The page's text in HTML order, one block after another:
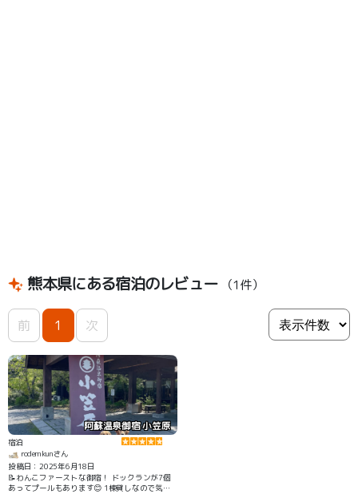
熊本県にある宿泊のレビュー （1件）
前 1 次
阿蘇温泉御宿 小笠原
宿泊
rodemkunさん
投稿日：2025年6月18日
📝わんこファーストな御宿！ ドックランが7個
あってプールもあります😊 1棟貸しなので気兼